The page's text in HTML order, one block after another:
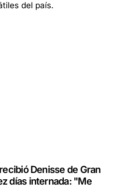
del país.
Denisse de Gran
días internada: "Me